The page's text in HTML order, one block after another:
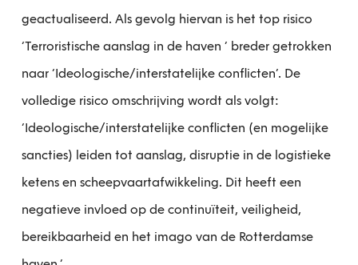
geactualiseerd. Als gevolg hiervan is het top risico
‘Terroristische aanslag in de haven ’ breder getrokken
naar ‘Ideologische/interstatelijke conflicten’. De
volledige risico omschrijving wordt als volgt:
‘Ideologische/interstatelijke conflicten (en mogelijke
sancties) leiden tot aanslag, disruptie in de logistieke
ketens en scheepvaartafwikkeling. Dit heeft een
negatieve invloed op de continuïteit, veiligheid,
bereikbaarheid en het imago van de Rotterdamse